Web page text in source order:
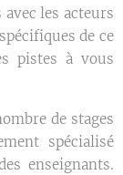
les acteurs
de ce
pistes à vous
de stages
spécialisé
enseignants.